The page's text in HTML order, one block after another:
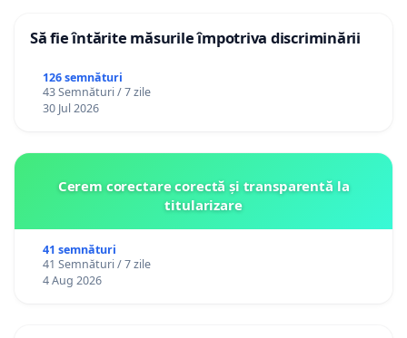
Să fie întărite măsurile împotriva discriminării
126 semnături
43 Semnături / 7 zile
30 Jul 2026
Cerem corectare corectă și transparentă la
titularizare
41 semnături
41 Semnături / 7 zile
4 Aug 2026